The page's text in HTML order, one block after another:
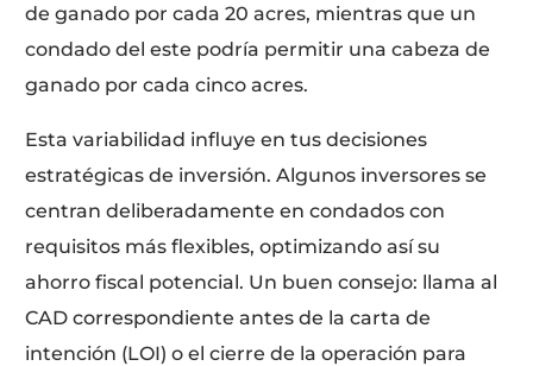
de ganado por cada 20 acres, mientras que un
condado del este podría permitir una cabeza de
ganado por cada cinco acres.
Esta variabilidad influye en tus decisiones
estratégicas de inversión. Algunos inversores se
centran deliberadamente en condados con
requisitos más flexibles, optimizando así su
ahorro fiscal potencial. Un buen consejo: llama al
CAD correspondiente antes de la carta de
intención (LOI) o el cierre de la operación para